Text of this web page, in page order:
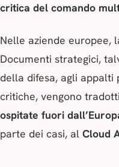
critica del comando
Nelle aziende europee,
Documenti strategici,
della difesa, agli
critiche, vengono
ospitate fuori
parte dei casi, al Cloud